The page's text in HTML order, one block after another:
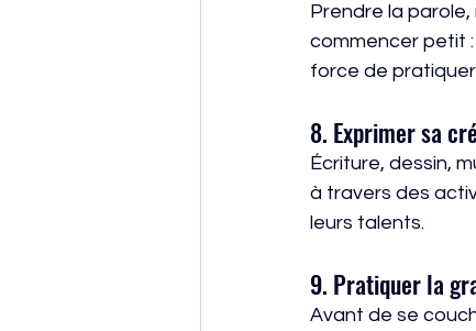
Prendre la
commencer petit
force de
8. Exprimer sa
Écriture, dessin,
à travers des
leurs talents.
9. Pratiquer la
Avant de se